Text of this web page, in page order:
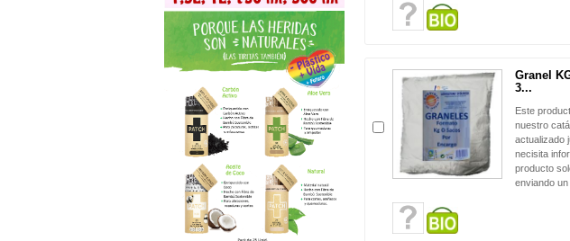
Granel
3...
Este
nuestro
actualizado
necisita
producto
enviando